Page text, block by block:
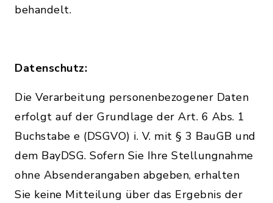
behandelt.
Datenschutz:
Die Verarbeitung personenbezogener Daten
erfolgt auf der Grundlage der Art. 6 Abs. 1
Buchstabe e (DSGVO) i. V. mit § 3 BauGB und
dem BayDSG. Sofern Sie Ihre Stellungnahme
ohne Absenderangaben abgeben, erhalten
Sie keine Mitteilung über das Ergebnis der